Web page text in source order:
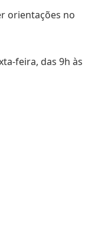
orientações no
feira, das 9h às